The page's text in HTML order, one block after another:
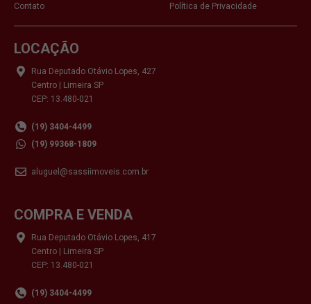
Contato
Política de Privacidade
LOCAÇÃO
Rua Deputado Otávio Lopes, 427
Centro | Limeira SP
CEP: 13.480-021
(19) 3404-4499
(19) 99368-1809
aluguel@sassiimoveis.com.br
COMPRA E VENDA
Rua Deputado Otávio Lopes, 417
Centro | Limeira SP
CEP: 13.480-021
(19) 3404-4499